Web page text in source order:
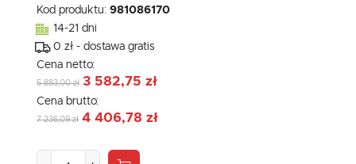
Kod produktu: 981086170
14-21 dni
0 zł - dostawa gratis
Cena netto:
5 883,00 zł 3 582,75 zł
Cena brutto:
7 236,09 zł 4 406,78 zł